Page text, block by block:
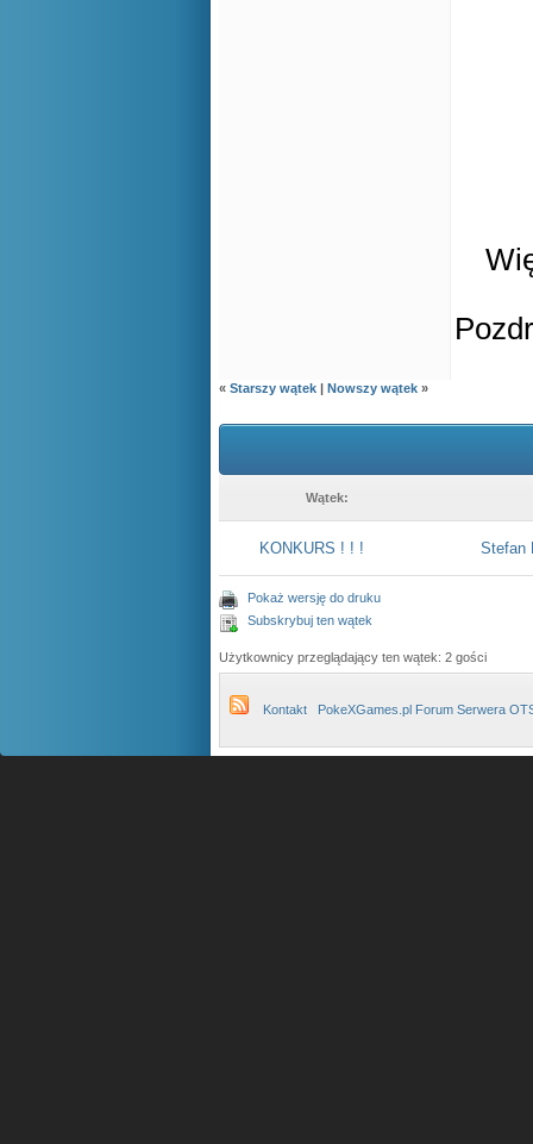
« Starszy wątek | Nowszy wątek »
Wątek:
KONKURS ! ! ! Stefan
Pokaż wersję do druku
Subskrybuj ten wątek
Użytkownicy przeglądający ten wątek: 2 gości
Kontakt PokeXGames.pl Forum Serwera